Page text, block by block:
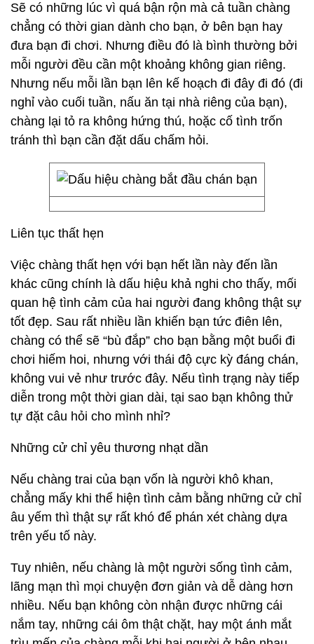
Sẽ có những lúc vì quá bận rộn mà cả tuần chàng
chẳng có thời gian dành cho bạn, ở bên bạn hay
đưa bạn đi chơi. Nhưng điều đó là bình thường bởi
mỗi người đều cần một khoảng không gian riêng.
Nhưng nếu mỗi lần bạn lên kế hoạch đi đây đi đó (đi
nghỉ vào cuối tuần, nấu ăn tại nhà riêng của bạn),
chàng lại tỏ ra không hứng thú, hoặc cố tình trốn
tránh thì bạn cần đặt dấu chấm hỏi.
Liên tục thất hẹn
Việc chàng thất hẹn với bạn hết lần này đến lần
khác cũng chính là dấu hiệu khả nghi cho thấy, mối
quan hệ tình cảm của hai người đang không thật sự
tốt đẹp. Sau rất nhiều lần khiến bạn tức điên lên,
chàng có thể sẽ “bù đắp” cho bạn bằng một buổi đi
chơi hiếm hoi, nhưng với thái độ cực kỳ đáng chán,
không vui vẻ như trước đây. Nếu tình trạng này tiếp
diễn trong một thời gian dài, tại sao bạn không thử
tự đặt câu hỏi cho mình nhỉ?
Những cử chỉ yêu thương nhạt dần
Nếu chàng trai của bạn vốn là người khô khan,
chẳng mấy khi thể hiện tình cảm bằng những cử chỉ
âu yếm thì thật sự rất khó để phán xét chàng dựa
trên yếu tố này.
Tuy nhiên, nếu chàng là một người sống tình cảm,
lãng mạn thì mọi chuyện đơn giản và dễ dàng hơn
nhiều. Nếu bạn không còn nhận được những cái
nắm tay, những cái ôm thật chặt, hay một ánh mắt